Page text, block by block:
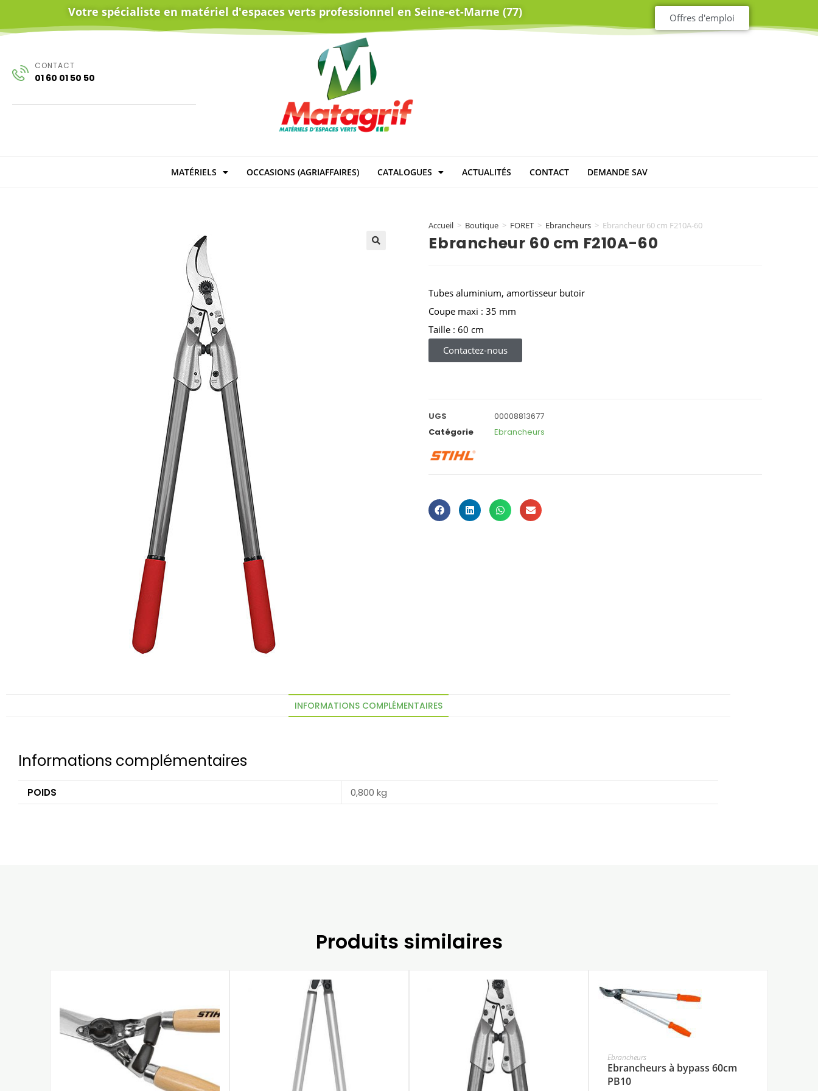
Votre spécialiste en matériel d'espaces verts professionnel en Seine-et-Marne (77) Offres d'emploi
CONTACT
01 60 01 50 50
MATÉRIELS OCCASIONS (AGRIAFFAIRES) CATALOGUES ACTUALITÉS CONTACT DEMANDE SAV
Accueil > Boutique > FORET > Ebrancheurs > Ebrancheur 60 cm F210A-60
Ebrancheur 60 cm F210A-60
Tubes aluminium, amortisseur butoir
Coupe maxi : 35 mm
Taille : 60 cm
Contactez-nous
UGS
00008813677
Catégorie
Ebrancheurs
INFORMATIONS COMPLÉMENTAIRES
Informations complémentaires
POIDS 0,800 kg
Produits similaires
Ebrancheurs
Ebrancheurs à bypass 60cm
PB10